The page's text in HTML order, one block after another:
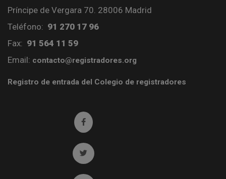
Príncipe de Vergara 70. 28006 Madrid
Teléfono: 91 270 17 96
Fax: 91 564 11 59
Email: contacto@registradores.org
Registro de entrada del Colegio de registradores
Ir a facebook (abre en ventana nueva)
Ir a twitter (abre en ventana nueva)